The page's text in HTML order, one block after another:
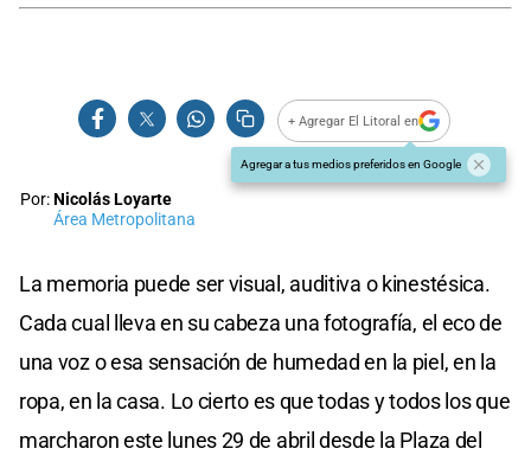
+ Agregar El Litoral en
Agregar a tus medios preferidos en Google
Por:Nicolás Loyarte
Área Metropolitana
La memoria puede ser visual, auditiva o kinestésica.
Cada cual lleva en su cabeza una fotografía, el eco de
una voz o esa sensación de humedad en la piel, en la
ropa, en la casa. Lo cierto es que todas y todos los que
marcharon este lunes 29 de abril desde la Plaza del